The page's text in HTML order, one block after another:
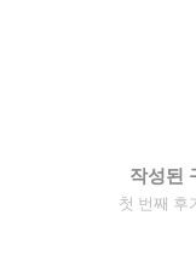
작성된
첫 번째 후